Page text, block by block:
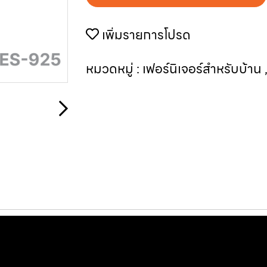
เพิ่มรายการโปรด
หมวดหมู่ : เฟอร์นิเจอร์สำหรับบ้าน ,